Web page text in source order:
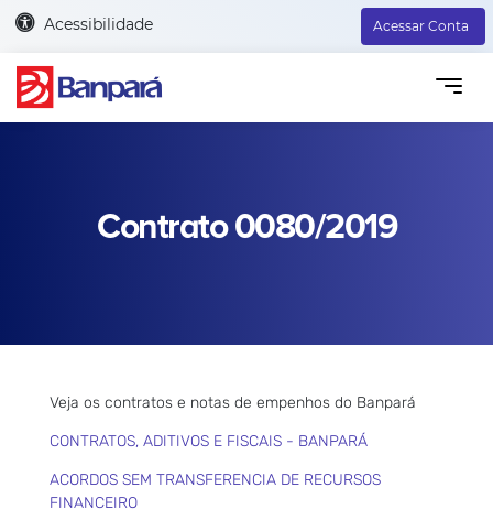
Acessibilidade Acessar Conta
Contrato 0080/2019
Veja os contratos e notas de empenhos do Banpará
CONTRATOS, ADITIVOS E FISCAIS - BANPARÁ
ACORDOS SEM TRANSFERENCIA DE RECURSOS
FINANCEIRO